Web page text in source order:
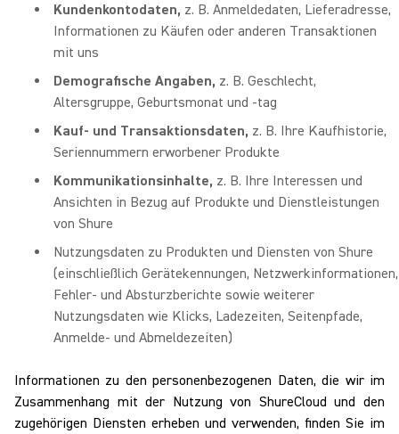
Kundenkontodaten, z. B. Anmeldedaten, Lieferadresse,
Informationen zu Käufen oder anderen Transaktionen
mit uns
Demografische Angaben, z. B. Geschlecht,
Altersgruppe, Geburtsmonat und -tag
Kauf- und Transaktionsdaten, z. B. Ihre Kaufhistorie,
Seriennummern erworbener Produkte
Kommunikationsinhalte, z. B. Ihre Interessen und
Ansichten in Bezug auf Produkte und Dienstleistungen
von Shure
Nutzungsdaten zu Produkten und Diensten von Shure
(einschließlich Gerätekennungen, Netzwerkinformationen,
Fehler- und Absturzberichte sowie weiterer
Nutzungsdaten wie Klicks, Ladezeiten, Seitenpfade,
Anmelde- und Abmeldezeiten)
Informationen zu den personenbezogenen Daten, die wir im
Zusammenhang mit der Nutzung von ShureCloud und den
zugehörigen Diensten erheben und verwenden, finden Sie im